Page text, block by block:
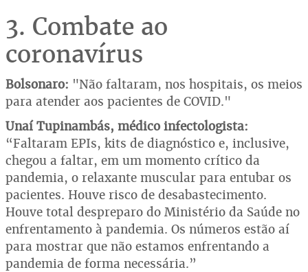
3. Combate ao
coronavírus
Bolsonaro: "Não faltaram, nos hospitais, os meios
para atender aos pacientes de COVID."
Unaí Tupinambás, médico infectologista:
“Faltaram EPIs, kits de diagnóstico e, inclusive,
chegou a faltar, em um momento crítico da
pandemia, o relaxante muscular para entubar os
pacientes. Houve risco de desabastecimento.
Houve total despreparo do Ministério da Saúde no
enfrentamento à pandemia. Os números estão aí
para mostrar que não estamos enfrentando a
pandemia de forma necessária.”